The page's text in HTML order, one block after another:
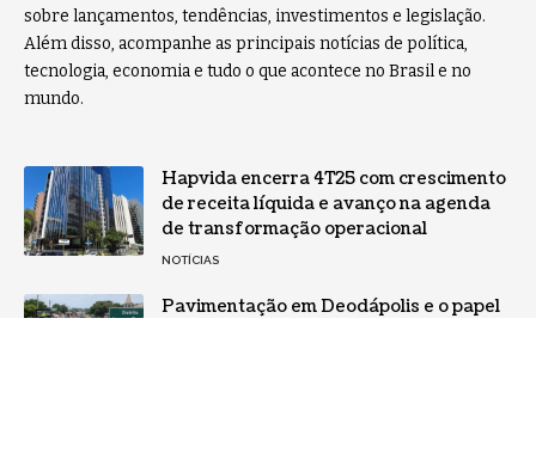
sobre lançamentos, tendências, investimentos e legislação.
Além disso, acompanhe as principais notícias de política,
tecnologia, economia e tudo o que acontece no Brasil e no
mundo.
Hapvida encerra 4T25 com crescimento
de receita líquida e avanço na agenda
de transformação operacional
NOTÍCIAS
Pavimentação em Deodápolis e o papel